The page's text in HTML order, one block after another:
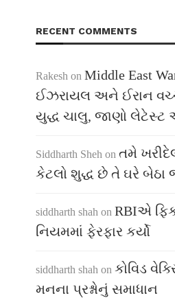
RECENT COMMENTS
Rakesh on Middle East
ઈઝરાયલ અને ઈરાન વચ્ચે
યુદ્ધ ચાલુ, જાણો
Siddharth Sheh on તમે
કેટલો શુદ્ધ છે તે ઘરે બેઠા
siddharth shah on RBIએ
નિયમમાં ફેરફાર કર્યો
siddharth shah on કોવિડ
મનના પ્રશ્નોનું સમાધાન